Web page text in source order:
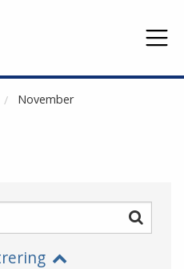
November
Søk